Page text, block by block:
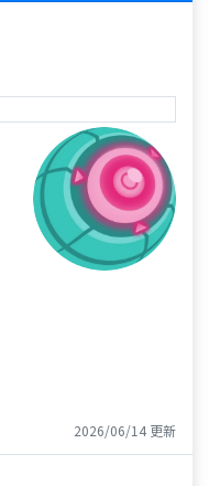
2026/06/14 更新